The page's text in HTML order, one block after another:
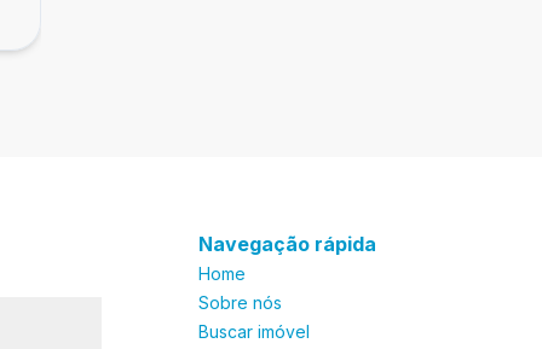
Navegação rápida
Home
Sobre nós
Buscar imóvel